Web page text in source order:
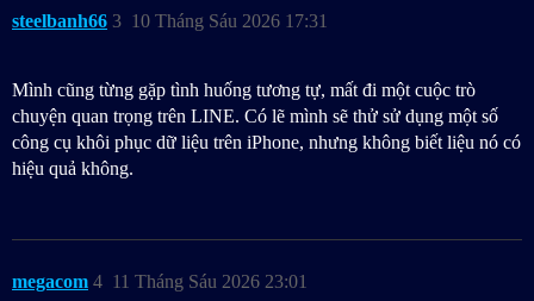
steelbanh66 10 Tháng Sáu 2026 17:31
3
Mình cũng từng gặp tình huống tương tự, mất đi một cuộc trò
chuyện quan trọng trên LINE. Có lẽ mình sẽ thử sử dụng một số
công cụ khôi phục dữ liệu trên iPhone, nhưng không biết liệu nó có
hiệu quả không.
megacom 11 Tháng Sáu 2026 23:01
4